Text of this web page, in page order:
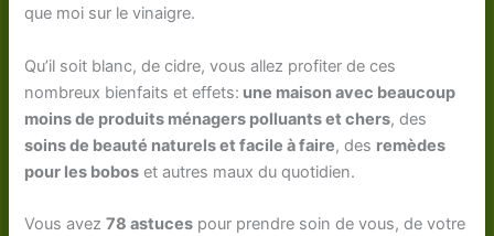
que moi sur le vinaigre.
Qu’il soit blanc, de cidre, vous allez profiter de ces
nombreux bienfaits et effets: une maison avec beaucoup
moins de produits ménagers polluants et chers, des
soins de beauté naturels et facile à faire, des remèdes
pour les bobos et autres maux du quotidien.
Vous avez78 astuces pour prendre soin de vous, de votre